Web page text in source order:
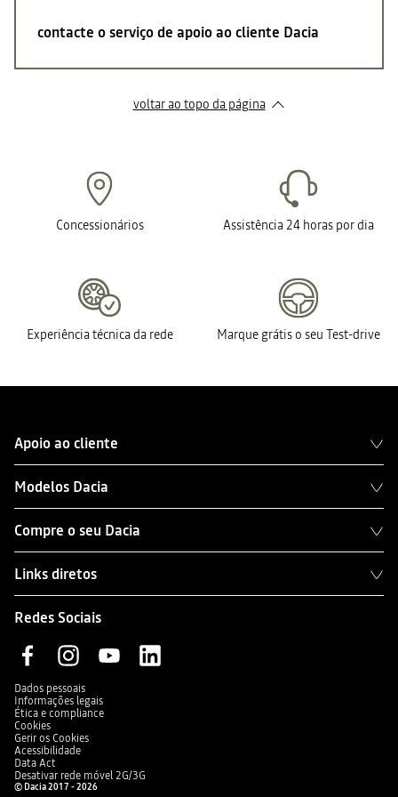
contacte o serviço de apoio ao cliente Dacia
voltar ao topo da página
Concessionários Assistência 24 horas por dia
Experiência técnica da rede Marque grátis o seu Test-drive
Apoio ao cliente
Modelos Dacia
Compre o seu Dacia
Links diretos
Redes Sociais
Dados pessoais
Informações legais
Ética e compliance
Cookies
Gerir os Cookies
Acessibilidade
Data Act
Desativar rede móvel 2G/3G
© Dacia 2017 - 2026